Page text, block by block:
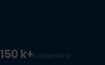
150 k+HANDWERKER